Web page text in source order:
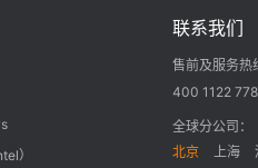
）
联系我们
售前及服务热
400 1122 778
全球分公司：
北京
上海